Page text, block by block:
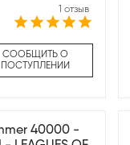
1 отзыв
СООБЩИТЬ О
ПОСТУПЛЕНИИ
40000 -